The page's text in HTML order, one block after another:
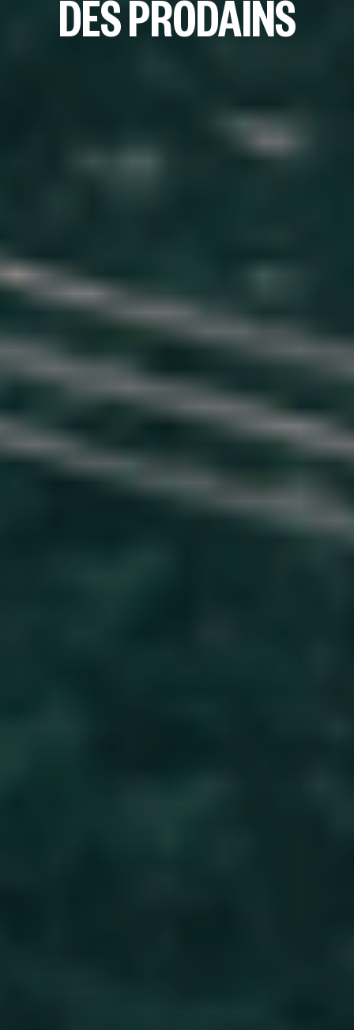
DES PRODAINS